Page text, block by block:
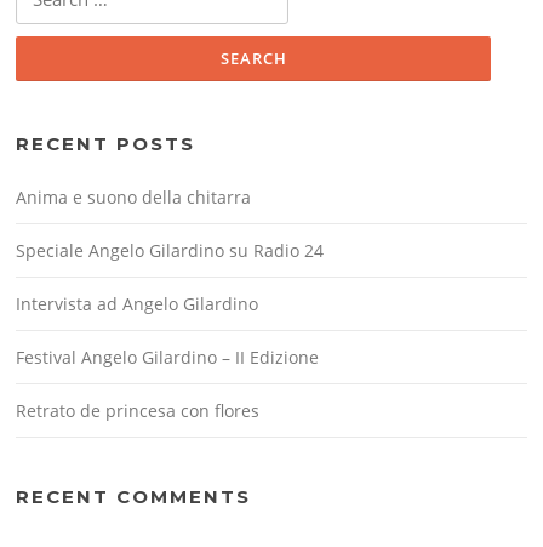
for:
RECENT POSTS
Anima e suono della chitarra
Speciale Angelo Gilardino su Radio 24
Intervista ad Angelo Gilardino
Festival Angelo Gilardino – II Edizione
Retrato de princesa con flores
RECENT COMMENTS